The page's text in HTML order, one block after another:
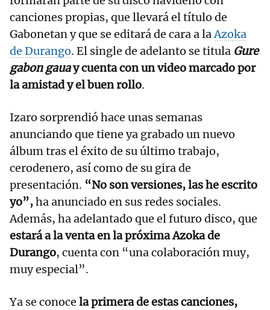
canciones propias, que llevará el título de
Gabonetan y que se editará de cara a laAzoka
de Durango. El single de adelanto se titula Gure
gabon gauay cuenta con un video marcado por
la amistad y el buen rollo.
Izaro sorprendió hace unas semanas
anunciando que tiene ya grabado un nuevo
álbum tras el éxito de su último trabajo,
cerodenero, así como de su gira de
presentación. “No son versiones, las he escrito
yo”,ha anunciado en sus redes sociales.
Además, ha adelantado que el futuro disco, que
estará a la venta en la próxima Azoka de
Durango, cuenta con “una colaboración muy,
muy especial”.
Ya se conoce la primera de estas canciones,